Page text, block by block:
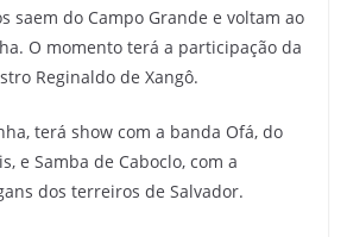
saem do Campo Grande e voltam ao
O momento terá a participação da
Reginaldo de Xangô.
terá show com a banda Ofá, do
e Samba de Caboclo, com a
dos terreiros de Salvador.